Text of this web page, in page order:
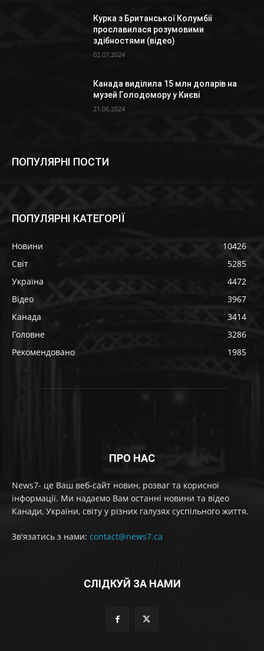
Курка з Британської Колумбії
прославилася розумовими
здібностями (відео)
02.07.2024
Канада виділила 15 млн доларів на
музей Голодомору у Києві
21.06.2024
ПОПУЛЯРНІ ПОСТИ
ПОПУЛЯРНІ КАТЕГОРІЇ
Новини
10426
Світ
5285
Україна
4472
Відео
3967
Канада
3414
Головне
3286
Рекомендовано
1985
ПРО НАС
News7- це Ваш веб-сайт новин, розваг та корисної
інформації. Ми надаємо Вам останні новини та відео
Канади, України, світу у різних галузях суспільного життя.
Зв'язатись з нами: contact@news7.ca
СЛІДКУЙ ЗА НАМИ